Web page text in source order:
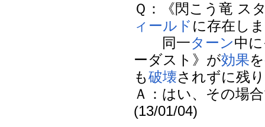
Ｑ：《閃こう竜 ス
ィールド に存在し
同一ターン中
ーダスト》が効果を
も破壊されずに残
Ａ：はい、その場
(13/01/04)